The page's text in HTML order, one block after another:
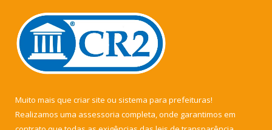
Muito mais que criar site ou sistema para prefeituras!
Realizamos uma assessoria completa, onde garantimos em